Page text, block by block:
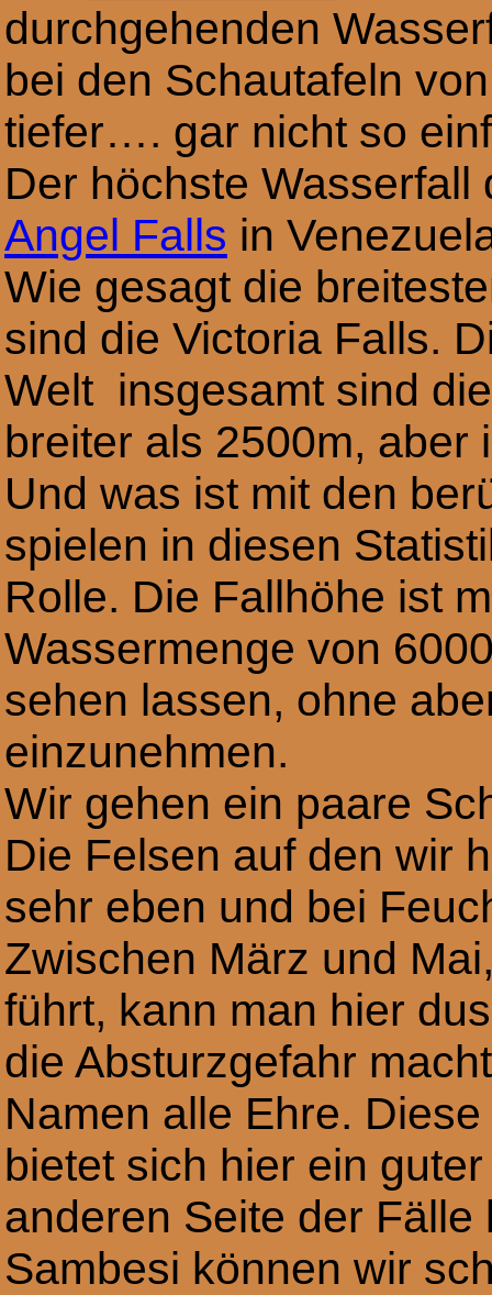
durchgehenden
bei den Schautafeln
tiefer…. gar nicht so
Der höchste
Angel Falls in
Wie gesagt die
sind die Victoria Falls.
Welt insgesamt sind
breiter als 2500m, aber
Und was ist mit den
spielen in diesen
Rolle. Die Fallhöhe ist
Wassermenge von
sehen lassen, ohne
einzunehmen.
Wir gehen ein paare
Die Felsen auf den wir
sehr eben und bei
Zwischen März und
führt, kann man hier
die Absturzgefahr
Namen alle Ehre.
bietet sich hier ein
anderen Seite der
Sambesi können wir